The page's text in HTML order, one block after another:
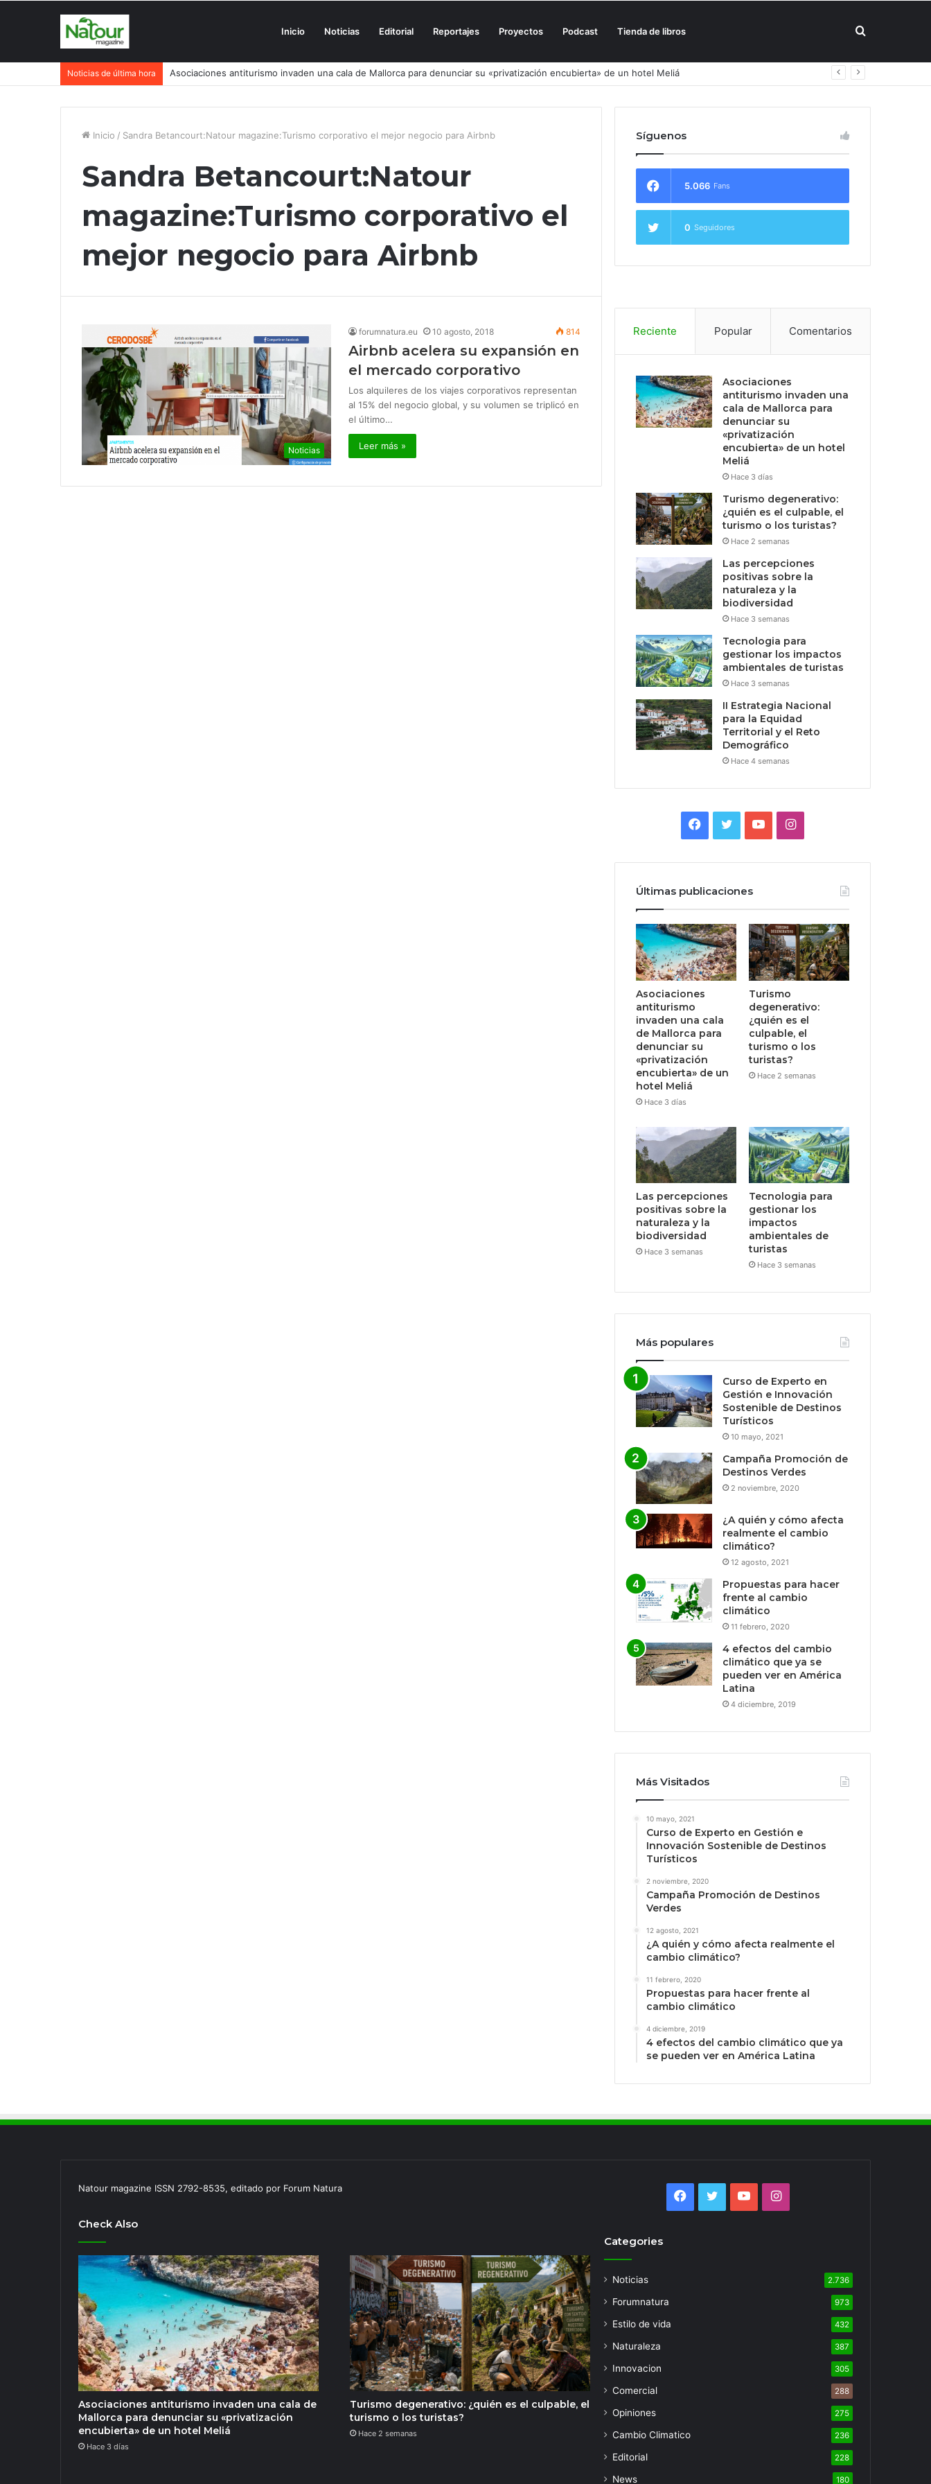
Inicio Noticias Editorial Reportajes Proyectos Podcast Tienda de libros Buscar
Noticias de última hora Asociaciones antiturismo invaden una cala de Mallorca para denunciar su «privatización encubierta» de un hotel Meliá
Inicio / Sandra Betancourt:Natour magazine:Turismo corporativo el mejor negocio para Airbnb
Sandra Betancourt:Natour
magazine:Turismo corporativo el
mejor negocio para Airbnb
Noticias
forumnatura.eu 10 agosto, 2018 814
Airbnb acelera su expansión en
el mercado corporativo
Los alquileres de los viajes corporativos representan
al 15% del negocio global, y su volumen se triplicó en
el último…
Leer más »
Síguenos
5.066 Fans
0 Seguidores
Reciente Popular Comentarios
Asociaciones
antiturismo invaden una
cala de Mallorca para
denunciar su
«privatización
encubierta» de un hotel
Meliá
Hace 3 días
Turismo degenerativo:
¿quién es el culpable, el
turismo o los turistas?
Hace 2 semanas
Las percepciones
positivas sobre la
naturaleza y la
biodiversidad
Hace 3 semanas
Tecnologia para
gestionar los impactos
ambientales de turistas
Hace 3 semanas
II Estrategia Nacional
para la Equidad
Territorial y el Reto
Demográfico
Hace 4 semanas
Facebook
TwitterYouTubeInstagram
Últimas publicaciones
Asociaciones
antiturismo
invaden una cala
de Mallorca para
denunciar su
«privatización
encubierta» de un
hotel Meliá
Hace 3 días
Turismo
degenerativo:
¿quién es el
culpable, el
turismo o los
turistas?
Hace 2 semanas
Las percepciones
positivas sobre la
naturaleza y la
biodiversidad
Hace 3 semanas
Tecnologia para
gestionar los
impactos
ambientales de
turistas
Hace 3 semanas
Más populares
Curso de Experto en
Gestión e Innovación
Sostenible de Destinos
Turísticos
10 mayo, 2021
Campaña Promoción de
Destinos Verdes
2 noviembre, 2020
¿A quién y cómo afecta
realmente el cambio
climático?
12 agosto, 2021
Propuestas para hacer
frente al cambio
climático
11 febrero, 2020
4 efectos del cambio
climático que ya se
pueden ver en América
Latina
4 diciembre, 2019
Más Visitados
10 mayo, 2021
Curso de Experto en Gestión e
Innovación Sostenible de Destinos
Turísticos
2 noviembre, 2020
Campaña Promoción de Destinos
Verdes
12 agosto, 2021
¿A quién y cómo afecta realmente el
cambio climático?
11 febrero, 2020
Propuestas para hacer frente al
cambio climático
4 diciembre, 2019
4 efectos del cambio climático que ya
se pueden ver en América Latina
Natour magazine ISSN 2792-8535, editado por Forum Natura
Check Also
Asociaciones antiturismo invaden una cala de
Mallorca para denunciar su «privatización
encubierta» de un hotel Meliá
Hace 3 días
Turismo degenerativo: ¿quién es el culpable, el
turismo o los turistas?
Hace 2 semanas
Facebook
TwitterYouTubeInstagram
Categories
Noticias 2.736
Forumnatura 973
Estilo de vida 432
Naturaleza 387
Innovacion 305
Comercial 288
Opiniones 275
Cambio Climatico 236
Editorial 228
News 180